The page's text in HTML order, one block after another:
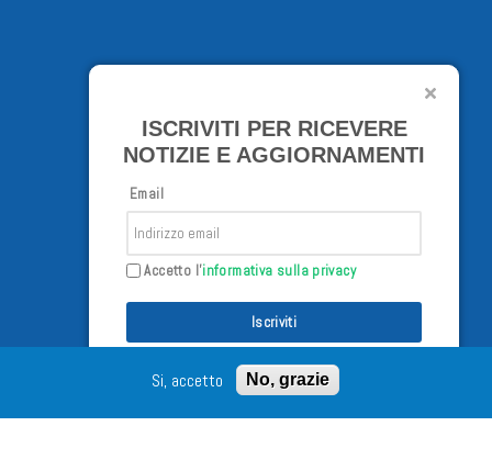
23/02/98 - Tutti i diritti riservati
ISCRIVITI PER RICEVERE
NOTIZIE E AGGIORNAMENTI
Email
Accetto l'informativa sulla privacy
Iscriviti
Si, accetto No, grazie